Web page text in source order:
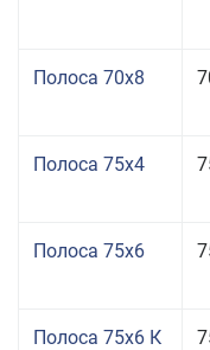
Полоса 70x8
Полоса 75x4
Полоса 75x6
Полоса 75x6 К